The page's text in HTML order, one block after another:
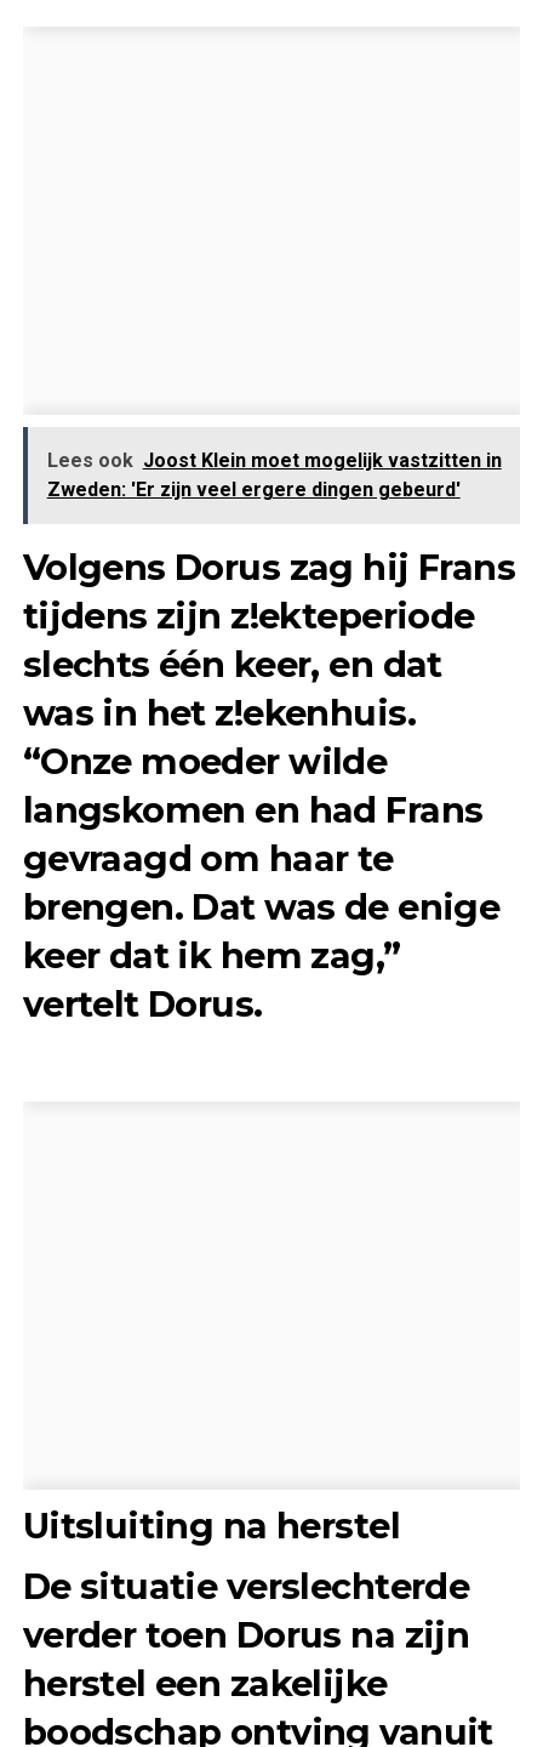
Lees ook Joost Klein moet mogelijk vastzitten in
Zweden: 'Er zijn veel ergere dingen gebeurd'
Volgens Dorus zag hij Frans
tijdens zijn z!ekteperiode
slechts één keer, en dat
was in het z!ekenhuis.
“Onze moeder wilde
langskomen en had Frans
gevraagd om haar te
brengen. Dat was de enige
keer dat ik hem zag,”
vertelt Dorus.
Uitsluiting na herstel
De situatie verslechterde
verder toen Dorus na zijn
herstel een zakelijke
boodschap ontving vanuit